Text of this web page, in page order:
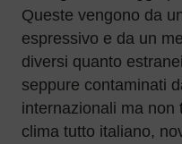
Queste vengono da
espressivo e da un
diversi quanto
seppure contaminati
internazionali ma non
clima tutto italiano,